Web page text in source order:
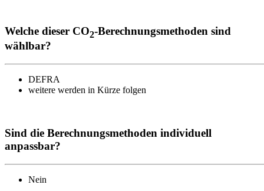
Welche dieser CO2-Berechnungsmethoden sind
wählbar?
DEFRA
weitere werden in Kürze folgen
Sind die Berechnungsmethoden individuell
anpassbar?
Nein